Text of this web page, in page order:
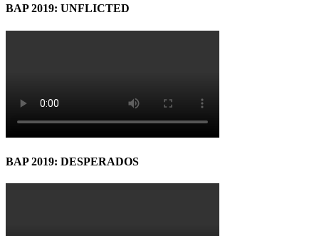
BAP 2019: UNFLICTED
BAP 2019: DESPERADOS